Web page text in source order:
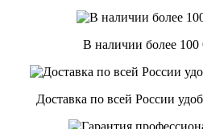
В наличии более 100
Доставка по всей России